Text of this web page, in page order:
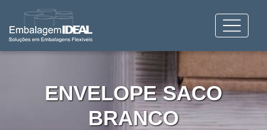
ENVELOPE SACO
BRANCO